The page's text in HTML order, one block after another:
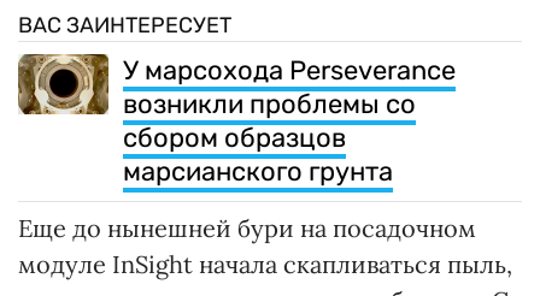
ВАС ЗАИНТЕРЕСУЕТ
У марсохода Perseverance
возникли проблемы со
сбором образцов
марсианского грунта
Еще до нынешней бури на посадочном
модуле InSight начала скапливаться пыль,